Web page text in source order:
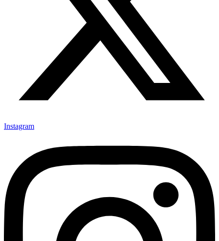
Instagram